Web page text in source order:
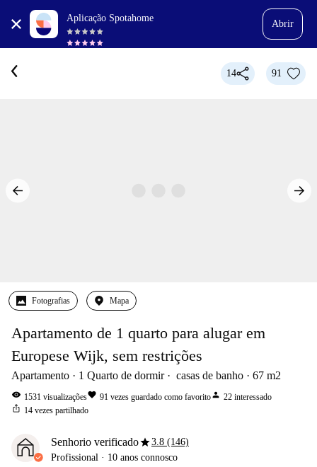
Aplicação Spotahome
Abrir
14 91
Fotografias Mapa
Apartamento de 1 quarto para alugar em
Europese Wijk, sem restrições
Apartamento 1 Quarto de dormir casas de banho 67 m2
visibility 1531 visualizaçõesfavorite 91 vezes guardado como favoritoperson 22 interessado
ios_share 14 vezes partilhado
Senhorio verificadostar3.8 (146)
Profissional · 10 anos connosco